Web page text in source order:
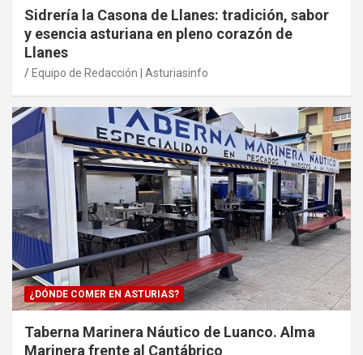
Sidrería la Casona de Llanes: tradición, sabor
y esencia asturiana en pleno corazón de
Llanes
Equipo de Redacción | Asturiasinfo
¿DÓNDE COMER EN ASTURIAS?
Taberna Marinera Náutico de Luanco. Alma
Marinera frente al Cantábrico